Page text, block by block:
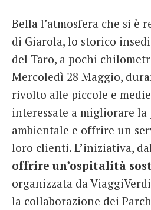
French
Italiano
Bella l’atmosfera che si è
di Giarola, lo storico
del Taro, a pochi
Mercoledì 28 Maggio,
rivolto alle piccole e
interessate a migliorare
ambientale e offrire un
loro clienti. L’iniziativa,
offrire un’ospitalità
organizzata da
la collaborazione dei